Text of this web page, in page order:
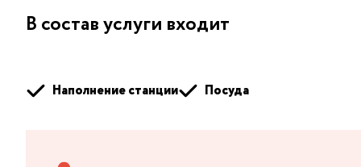
В состав услуги входит
Наполнение станции Посуда